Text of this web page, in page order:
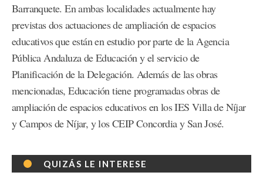
Barranquete. En ambas localidades actualmente hay
previstas dos actuaciones de ampliación de espacios
educativos que están en estudio por parte de la Agencia
Pública Andaluza de Educación y el servicio de
Planificación de la Delegación. Además de las obras
mencionadas, Educación tiene programadas obras de
ampliación de espacios educativos en los IES Villa de Níjar
y Campos de Níjar, y los CEIP Concordia y San José.
QUIZÁS LE INTERESE